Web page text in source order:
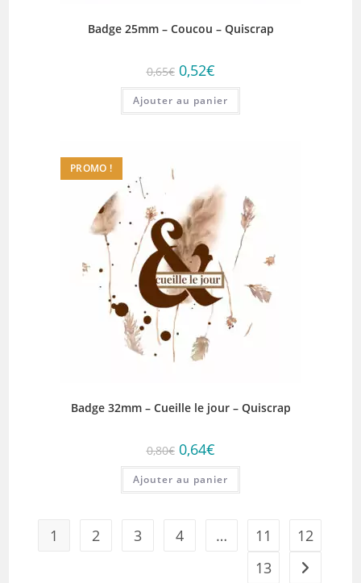
Badge 25mm – Coucou – Quiscrap
0,65€ Le
prix
initial
était :
0,65€.
0,52€Le
prix
actuel
est :
0,52€.
Ajouter au panier
PROMO !
Badge 32mm – Cueille le jour – Quiscrap
0,80€ Le
prix
initial
était :
0,80€.
0,64€Le
prix
actuel
est :
0,64€.
Ajouter au panier
1 2 3 4 … 11
12
13